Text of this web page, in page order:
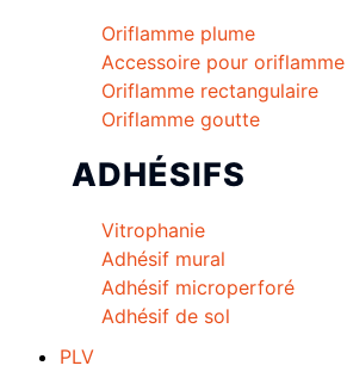
Oriflamme plume
Accessoire pour oriflamme
Oriflamme rectangulaire
Oriflamme goutte
ADHÉSIFS
Vitrophanie
Adhésif mural
Adhésif microperforé
Adhésif de sol
PLV